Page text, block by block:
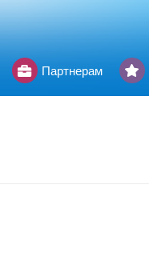
Партнерам